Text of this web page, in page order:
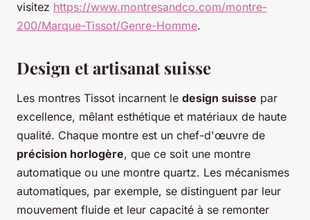
visitez https://www.montresandco.com/montre-
200/Marque-Tissot/Genre-Homme.
Design et artisanat suisse
Les montres Tissot incarnent le design suisse par
excellence, mêlant esthétique et matériaux de haute
qualité. Chaque montre est un chef-d'œuvre de
précision horlogère, que ce soit une montre
automatique ou une montre quartz. Les mécanismes
automatiques, par exemple, se distinguent par leur
mouvement fluide et leur capacité à se remonter